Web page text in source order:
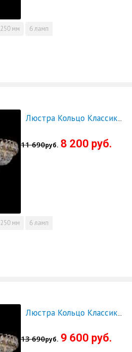
250 мм 6 ламп
Люстра Кольцо Классика 500 мм - СКИДКА!!!
11 690руб. 8 200 руб.
250 мм 6 ламп
13 690руб. 9 600 руб.